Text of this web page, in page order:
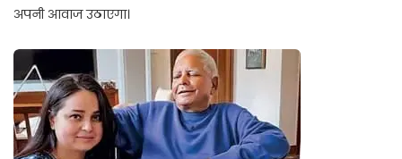
अपनी आवाज उठाएगा।